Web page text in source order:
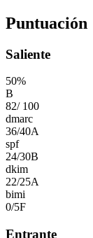
Puntuación
Saliente
50%
B
82/ 100
dmarc
36/40A
spf
24/30B
dkim
22/25A
bimi
0/5F
Entrante